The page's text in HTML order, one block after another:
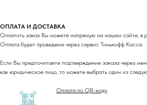
ОПЛАТА И ДОСТАВКА
Оплатить заказ Вы можете напрямую на нашем сайте, в
Оплата будет проведена через сервис Тинькофф Касса.
Если Вы предпочитаете подтверждение заказа через
как юридическое лицо, то можете выбрать один из
Оплата по QR-коду